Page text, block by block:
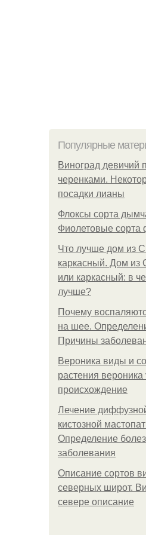
Популярные
Виноград девичий
черенками.
посадки лианы
Флоксы сорта
Фиолетовые сорта
Что лучше дом из
каркасный. Дом из
или каркасный: в
лучше?
Почему
на шее.
Причины
Вероника виды и
растения вероника
происхождение
Лечение
кистозной
Определение
заболевания
Описание сортов
северных широт.
севере описание